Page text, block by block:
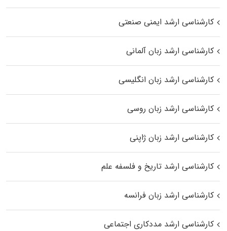
کارشناسی ارشد ایمنی صنعتی
کارشناسی ارشد زبان آلمانی
کارشناسی ارشد زبان انگلیسی
کارشناسی ارشد زبان روسی
کارشناسی ارشد زبان ژاپنی
کارشناسی ارشد تاریخ و فلسفه علم
کارشناسی ارشد زبان فرانسه
کارشناسی ارشد مددکاری اجتماعی